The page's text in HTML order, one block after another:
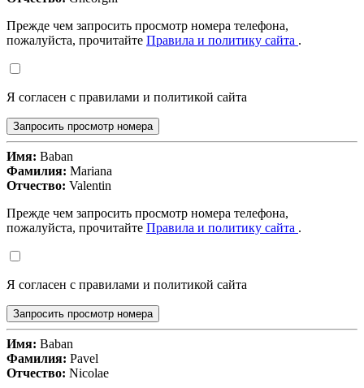
Прежде чем запросить просмотр номера телефона,
пожалуйста, прочитайте Правила и политику сайта .
Я согласен с правилами и политикой сайта
Запросить просмотр номера
Имя: Baban
Фамилия: Mariana
Отчество: Valentin
Прежде чем запросить просмотр номера телефона,
пожалуйста, прочитайте Правила и политику сайта .
Я согласен с правилами и политикой сайта
Запросить просмотр номера
Имя: Baban
Фамилия: Pavel
Отчество: Nicolae